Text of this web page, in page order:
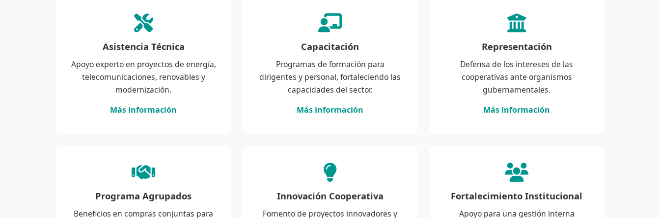
Asistencia Técnica
Apoyo experto en proyectos de energía,
telecomunicaciones, renovables y
modernización.
Más información
Capacitación
Programas de formación para
dirigentes y personal, fortaleciendo las
capacidades del sector.
Más información
Representación
Defensa de los intereses de las
cooperativas ante organismos
gubernamentales.
Más información
Programa Agrupados
Beneficios en compras conjuntas para
Innovación Cooperativa
Fomento de proyectos innovadores y
Fortalecimiento Institucional
Apoyo para una gestión interna